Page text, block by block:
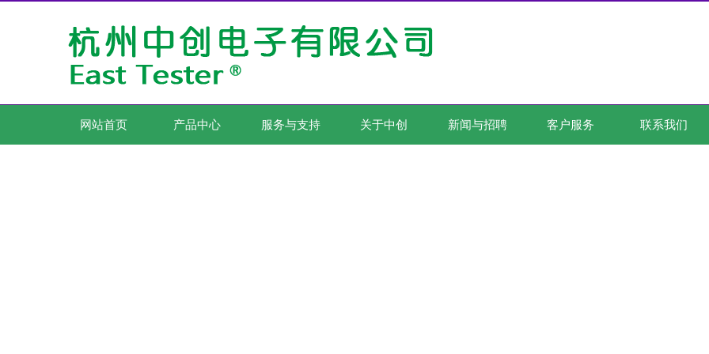
网站首页 产品中心 服务与支持 关于中创 新闻与招聘 客户服务 联系我们